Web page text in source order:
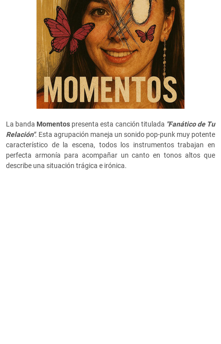
La banda Momentos presenta esta canción titulada "Fanático de Tu
Relación". Esta agrupación maneja un sonido pop-punk muy potente
característico de la escena, todos los instrumentos trabajan en
perfecta armonía para acompañar un canto en tonos altos que
describe una situación trágica e irónica.